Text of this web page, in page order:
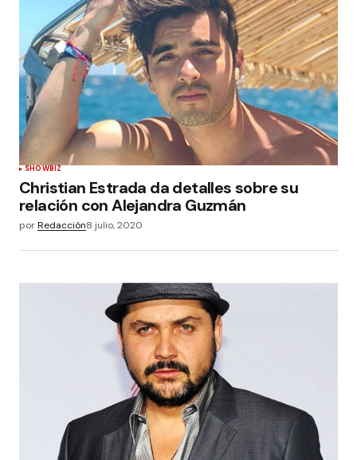
SHOWBIZ
Christian Estrada da detalles sobre su
relación con Alejandra Guzmán
porRedacción8 julio, 2020